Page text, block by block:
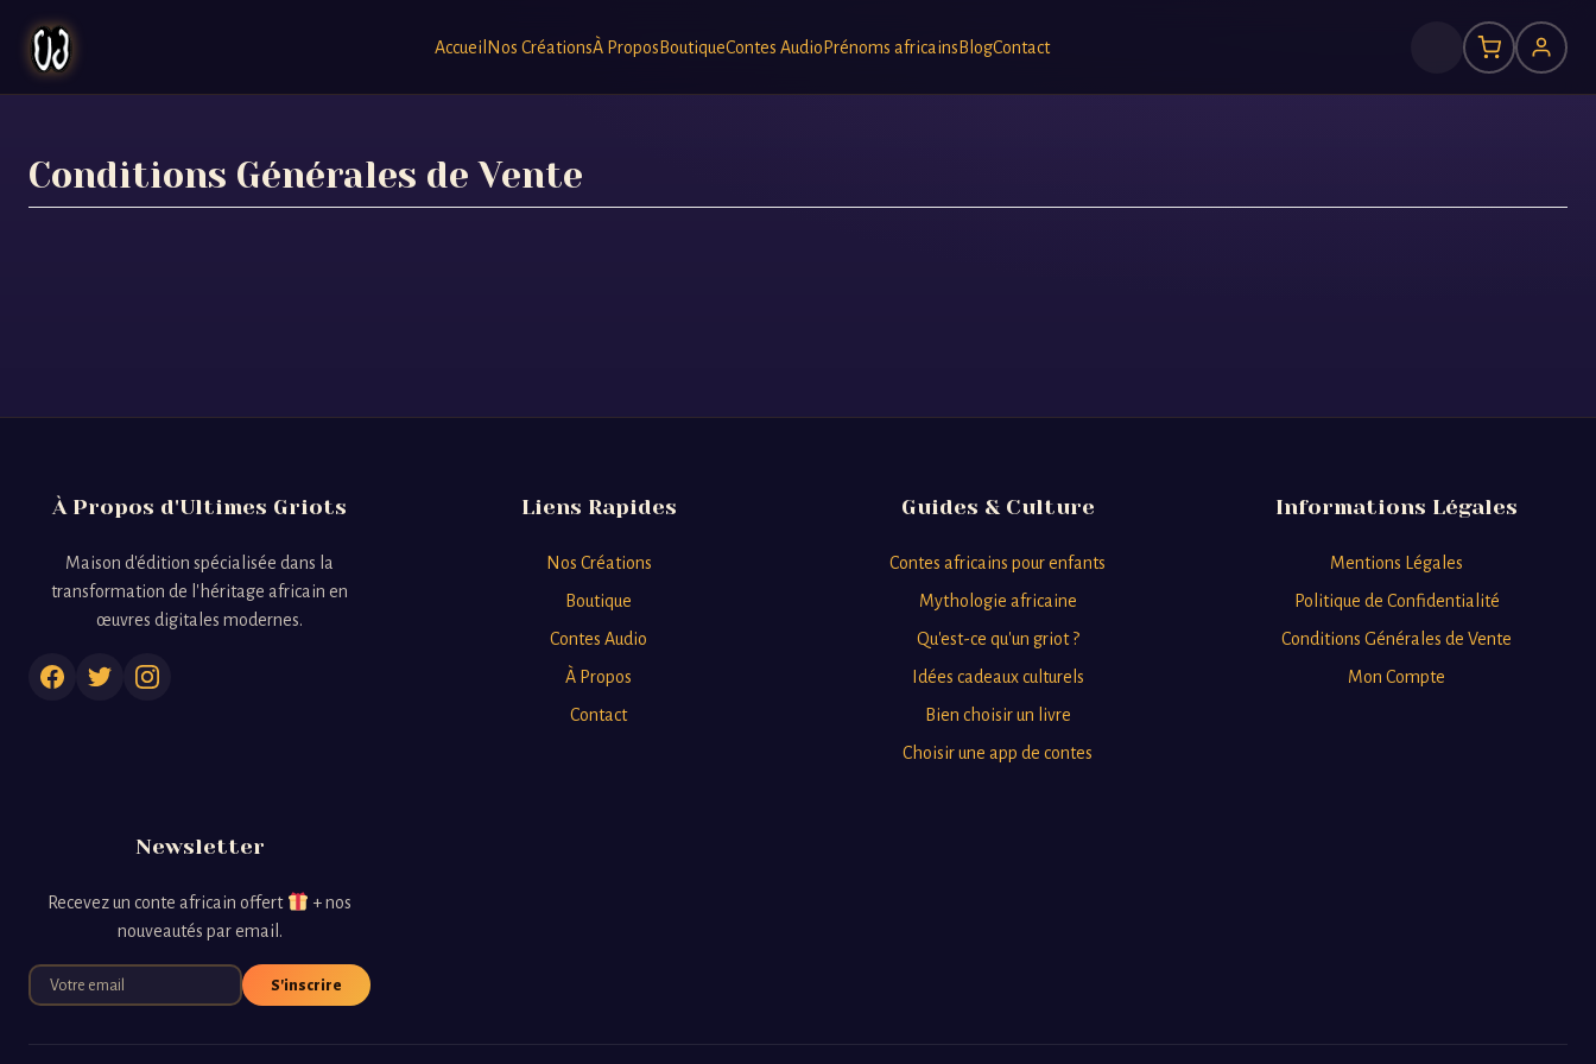
Accueil Nos CréationsÀ ProposBoutiqueContes AudioPrénoms africainsBlogContact
Conditions Générales de Vente
À Propos d'Ultimes Griots
Maison d'édition spécialisée dans la
transformation de l'héritage africain en
œuvres digitales modernes.
Liens Rapides
Nos Créations
Boutique
Contes Audio
À Propos
Contact
Guides & Culture
Contes africains pour enfants
Mythologie africaine
Qu'est-ce qu'un griot ?
Idées cadeaux culturels
Bien choisir un livre
Choisir une app de contes
Informations Légales
Mentions Légales
Politique de Confidentialité
Conditions Générales de Vente
Mon Compte
Newsletter
Recevez un conte africain offert
+ nos
nouveautés par email.
S'inscrire